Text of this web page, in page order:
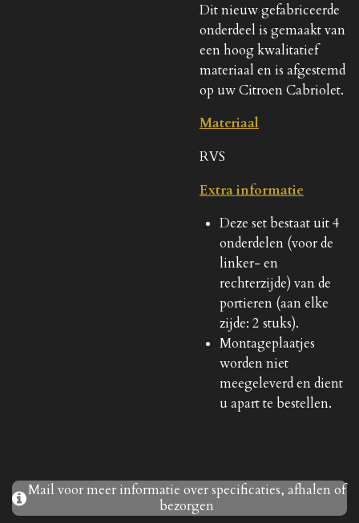
Dit nieuw gefabriceerde
onderdeel is gemaakt van
een hoog kwalitatief
materiaal en is afgestemd
op uw Citroen Cabriolet.
Materiaal
RVS
Extra informatie
Deze set bestaat uit 4
onderdelen (voor de
linker- en
rechterzijde) van de
portieren (aan elke
zijde: 2 stuks).
Montageplaatjes
worden niet
meegeleverd en dient
u apart te bestellen.
Mail voor meer informatie over specificaties, afhalen of
bezorgen